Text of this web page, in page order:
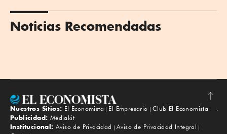
Noticias Recomendadas
Subir
Nuestros Sitios: El Economista El Empresario
Club El Economista
Publicidad: Mediakit
Institucional: Aviso de Privacidad
Aviso de Privacidad Integral